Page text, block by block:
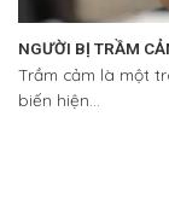
NGƯỜI BỊ TRẦM
Trầm cảm là một
biến hiện...